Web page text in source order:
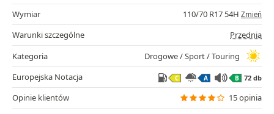
Wymiar
110/70 R17 54H Zmień
Warunki szczególne
Przednia
Kategoria
Drogowe / Sport / Touring
Europejska Notacja
C A B 72 db
Opinie klientów
15 opinia